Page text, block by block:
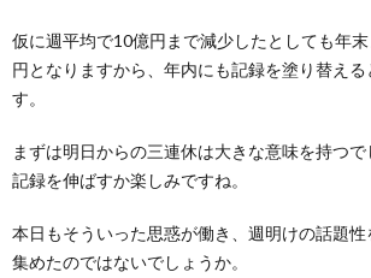
仮に週平均で10億円まで減少したとしても年
円となりますから、年内にも記録を塗り替え
す。
まずは明日からの三連休は大きな意味を持つ
記録を伸ばすか楽しみですね。
本日もそういった思惑が働き、週明けの話題
集めたのではないでしょうか。